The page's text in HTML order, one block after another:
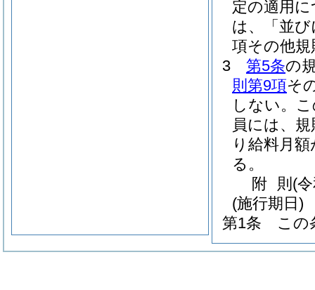
定の適用
は、「並
項その他
3
第5条の
則第9項そ
しない。
員には、
り給料月
る。
附 則 (
(施行期日)
第1条
この